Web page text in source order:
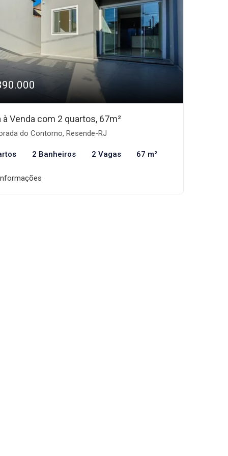
à Venda com 2 quartos, 67m²
do Contorno, Resende-RJ
2 Banheiros 2 Vagas 67 m²